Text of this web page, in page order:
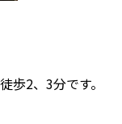
2、3分です。